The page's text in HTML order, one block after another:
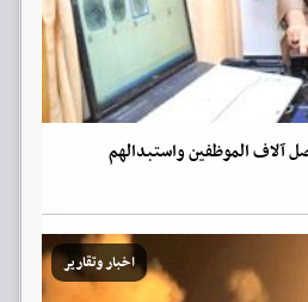
آلاف الموظفين واستبدالهم
اخبار وتقارير